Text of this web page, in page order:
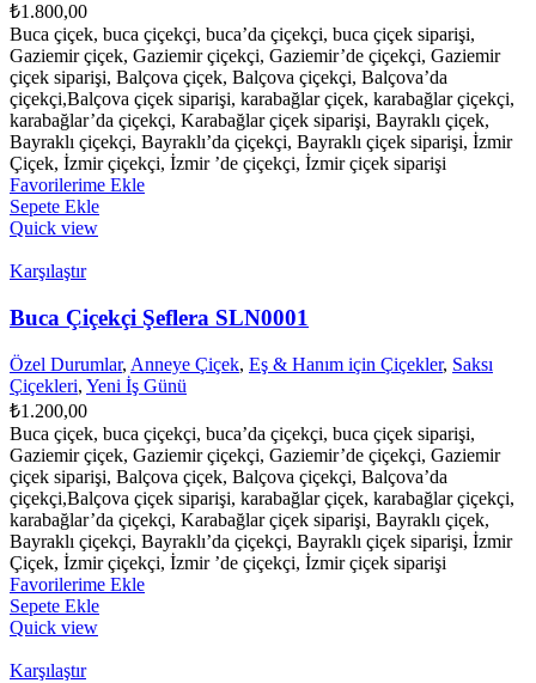
₺1.800,00
Buca çiçek, buca çiçekçi, buca’da çiçekçi, buca çiçek siparişi,
Gaziemir çiçek, Gaziemir çiçekçi, Gaziemir’de çiçekçi, Gaziemir
çiçek siparişi, Balçova çiçek, Balçova çiçekçi, Balçova’da
çiçekçi,Balçova çiçek siparişi, karabağlar çiçek, karabağlar çiçekçi,
karabağlar’da çiçekçi, Karabağlar çiçek siparişi, Bayraklı çiçek,
Bayraklı çiçekçi, Bayraklı’da çiçekçi, Bayraklı çiçek siparişi, İzmir
Çiçek, İzmir çiçekçi, İzmir ’de çiçekçi, İzmir çiçek siparişi
Favorilerime Ekle
Sepete Ekle
Quick view
Karşılaştır
Buca Çiçekçi Şeflera SLN0001
Özel Durumlar, Anneye Çiçek, Eş & Hanım için Çiçekler, Saksı
Çiçekleri, Yeni İş Günü
₺1.200,00
Buca çiçek, buca çiçekçi, buca’da çiçekçi, buca çiçek siparişi,
Gaziemir çiçek, Gaziemir çiçekçi, Gaziemir’de çiçekçi, Gaziemir
çiçek siparişi, Balçova çiçek, Balçova çiçekçi, Balçova’da
çiçekçi,Balçova çiçek siparişi, karabağlar çiçek, karabağlar çiçekçi,
karabağlar’da çiçekçi, Karabağlar çiçek siparişi, Bayraklı çiçek,
Bayraklı çiçekçi, Bayraklı’da çiçekçi, Bayraklı çiçek siparişi, İzmir
Çiçek, İzmir çiçekçi, İzmir ’de çiçekçi, İzmir çiçek siparişi
Favorilerime Ekle
Sepete Ekle
Quick view
Karşılaştır